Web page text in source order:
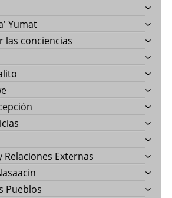
Yumat
las conciencias
Relaciones Externas
Pueblos